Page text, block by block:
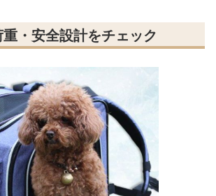
・安全設計をチェック